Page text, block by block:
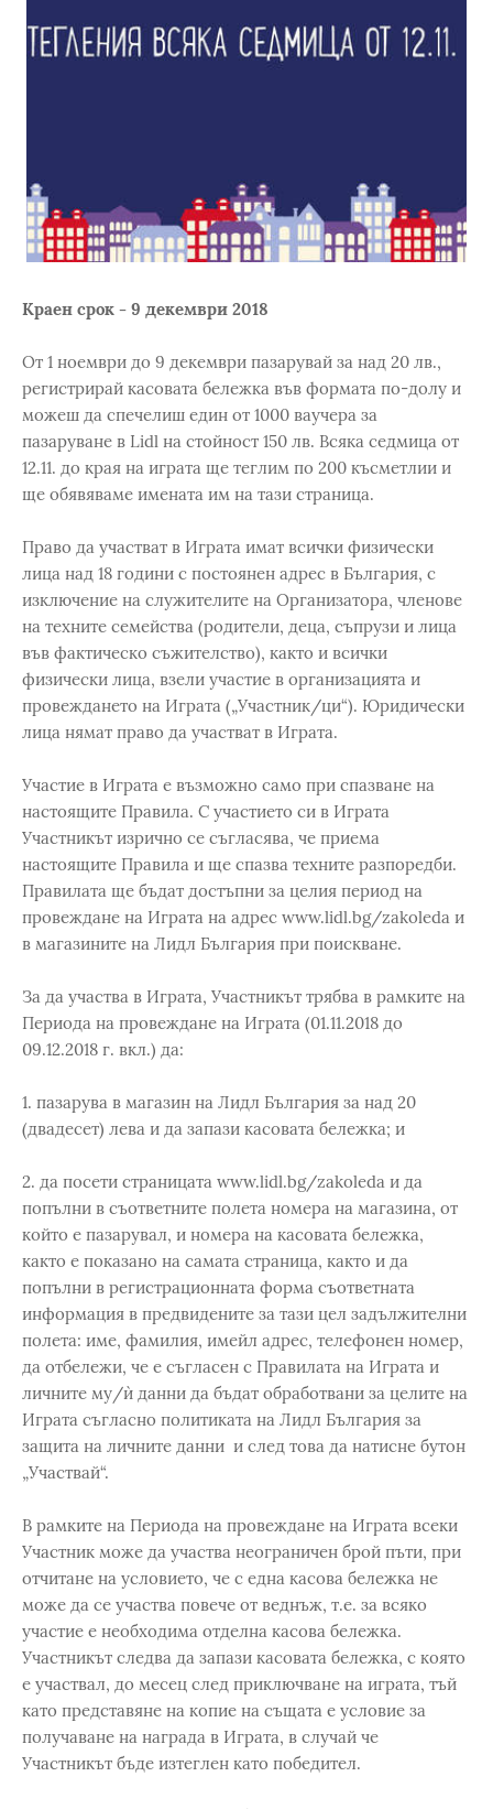
Краен срок - 9 декември 2018
От 1 ноември до 9 декември пазарувай за над 20 лв.,
регистрирай касовата бележка във формата по-долу и
можеш да спечелиш един от 1000 ваучера за
пазаруване в Lidl на стойност 150 лв. Всяка седмица от
12.11. до края на играта ще теглим по 200 късметлии и
ще обявяваме имената им на тази страница.
Право да участват в Играта имат всички физически
лица над 18 години с постоянен адрес в България, с
изключение на служителите на Организатора, членове
на техните семейства (родители, деца, съпрузи и лица
във фактическо съжителство), както и всички
физически лица, взели участие в организацията и
провеждането на Играта („Участник/ци“). Юридически
лица нямат право да участват в Играта.
Участие в Играта е възможно само при спазване на
настоящите Правила. С участието си в Играта
Участникът изрично се съгласява, че приема
настоящите Правила и ще спазва техните разпоредби.
Правилата ще бъдат достъпни за целия период на
провеждане на Играта на адрес www.lidl.bg/zakoleda и
в магазините на Лидл България при поискване.
За да участва в Играта, Участникът трябва в рамките на
Периода на провеждане на Играта (01.11.2018 до
09.12.2018 г. вкл.) да:
1. пазарува в магазин на Лидл България за над 20
(двадесет) лева и да запази касовата бележка; и
2. да посети страницата www.lidl.bg/zakoleda и да
попълни в съответните полета номера на магазина, от
който е пазарувал, и номера на касовата бележка,
както е показано на самата страница, както и да
попълни в регистрационната форма съответната
информация в предвидените за тази цел задължителни
полета: име, фамилия, имейл адрес, телефонен номер,
да отбележи, че е съгласен с Правилата на Играта и
личните му/ѝ данни да бъдат обработвани за целите на
Играта съгласно политиката на Лидл България за
защита на личните данни и след това да натисне бутон
„Участвай“.
В рамките на Периода на провеждане на Играта всеки
Участник може да участва неограничен брой пъти, при
отчитане на условието, че с една касова бележка не
може да се участва повече от веднъж, т.е. за всяко
участие е необходима отделна касова бележка.
Участникът следва да запази касовата бележка, с която
е участвал, до месец след приключване на играта, тъй
като представяне на копие на същата е условие за
получаване на награда в Играта, в случай че
Участникът бъде изтеглен като победител.